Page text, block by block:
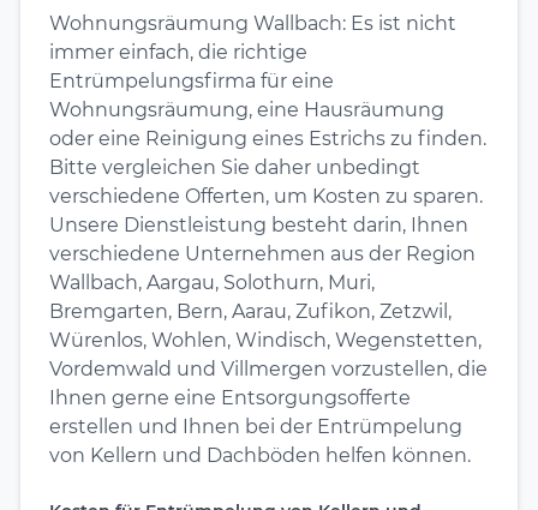
Wohnungsräumung Wallbach: Es ist nicht
immer einfach, die richtige
Entrümpelungsfirma für eine
Wohnungsräumung, eine Hausräumung
oder eine Reinigung eines Estrichs zu finden.
Bitte vergleichen Sie daher unbedingt
verschiedene Offerten, um Kosten zu sparen.
Unsere Dienstleistung besteht darin, Ihnen
verschiedene Unternehmen aus der Region
Wallbach, Aargau, Solothurn, Muri,
Bremgarten, Bern, Aarau, Zufikon, Zetzwil,
Würenlos, Wohlen, Windisch, Wegenstetten,
Vordemwald und Villmergen vorzustellen, die
Ihnen gerne eine Entsorgungsofferte
erstellen und Ihnen bei der Entrümpelung
von Kellern und Dachböden helfen können.